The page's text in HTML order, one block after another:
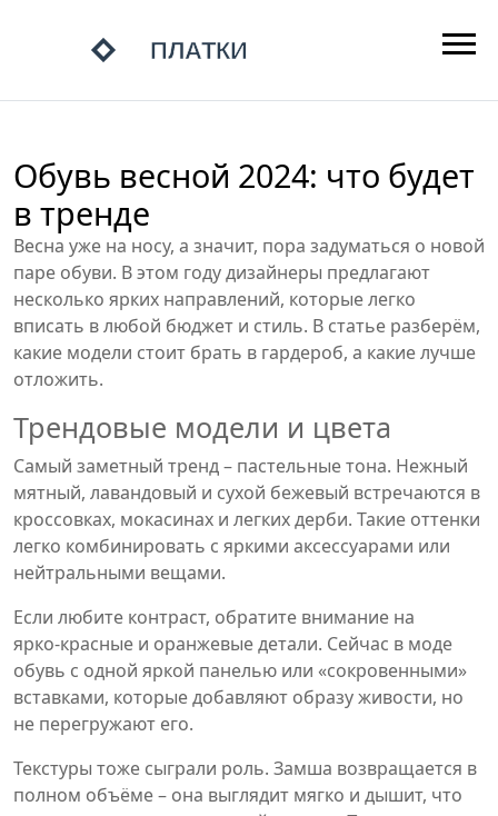
Обувь весной 2024: что будет
в тренде
Весна уже на носу, а значит, пора задуматься о новой
паре обуви. В этом году дизайнеры предлагают
несколько ярких направлений, которые легко
вписать в любой бюджет и стиль. В статье разберём,
какие модели стоит брать в гардероб, а какие лучше
отложить.
Трендовые модели и цвета
Самый заметный тренд – пастельные тона. Нежный
мятный, лавандовый и сухой бежевый встречаются в
кроссовках, мокасинах и легких дерби. Такие оттенки
легко комбинировать с яркими аксессуарами или
нейтральными вещами.
Если любите контраст, обратите внимание на
ярко‑красные и оранжевые детали. Сейчас в моде
обувь с одной яркой панелью или «сокровенными»
вставками, которые добавляют образу живости, но
не перегружают его.
Текстуры тоже сыграли роль. Замша возвращается в
полном объёме – она выглядит мягко и дышит, что